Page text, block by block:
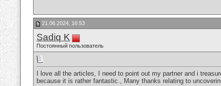
21.06.2024, 16:53
Sadiq K
Постоянный пользователь
I love all the articles, I need to point out my partner and i
because it is rather fantastic., Many thanks relating to